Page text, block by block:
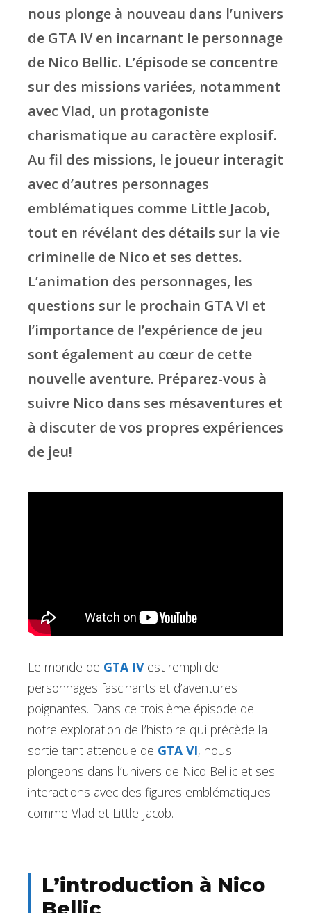
nous plonge à nouveau dans l’univers
de GTA IV en incarnant le personnage
de Nico Bellic. L’épisode se concentre
sur des missions variées, notamment
avec Vlad, un protagoniste
charismatique au caractère explosif.
Au fil des missions, le joueur interagit
avec d’autres personnages
emblématiques comme Little Jacob,
tout en révélant des détails sur la vie
criminelle de Nico et ses dettes.
L’animation des personnages, les
questions sur le prochain GTA VI et
l’importance de l’expérience de jeu
sont également au cœur de cette
nouvelle aventure. Préparez-vous à
suivre Nico dans ses mésaventures et
à discuter de vos propres expériences
de jeu!
Le monde de GTA IVest rempli de
personnages fascinants et d’aventures
poignantes. Dans ce troisième épisode de
notre exploration de l’histoire qui précède la
sortie tant attendue de GTA VI, nous
plongeons dans l’univers de Nico Bellic et ses
interactions avec des figures emblématiques
comme Vlad et Little Jacob.
L’introduction à Nico